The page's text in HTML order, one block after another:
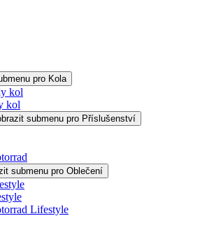
pro Kola
kol
kol
submenu pro Příslušenství
submenu pro Oblečení
Lifestyle